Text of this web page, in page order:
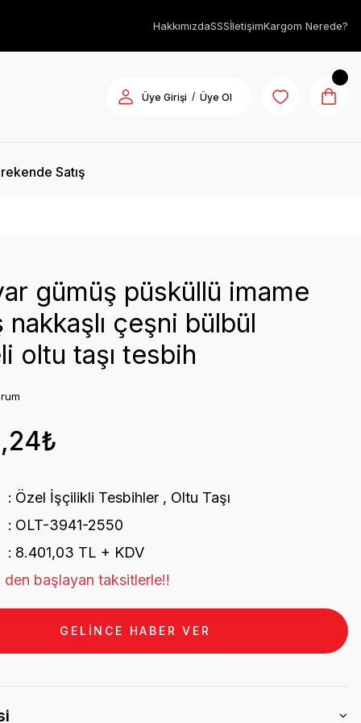
HakkımızdaSSSİletişimKargom Nerede?
Üye Girişi / Üye Ol
Satış
gümüş püsküllü imame
nakkaşlı çeşni bülbül
oltu taşı tesbih
Özel İşçilikli Tesbihler , Oltu Taşı
OLT-3941-2550
8.401,03 TL + KDV
başlayan taksitlerle!!
GELİNCE HABER VER